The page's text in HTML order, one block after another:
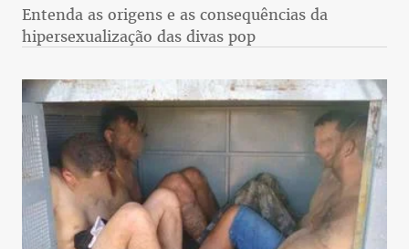
Entenda as origens e as consequências da
hipersexualização das divas pop